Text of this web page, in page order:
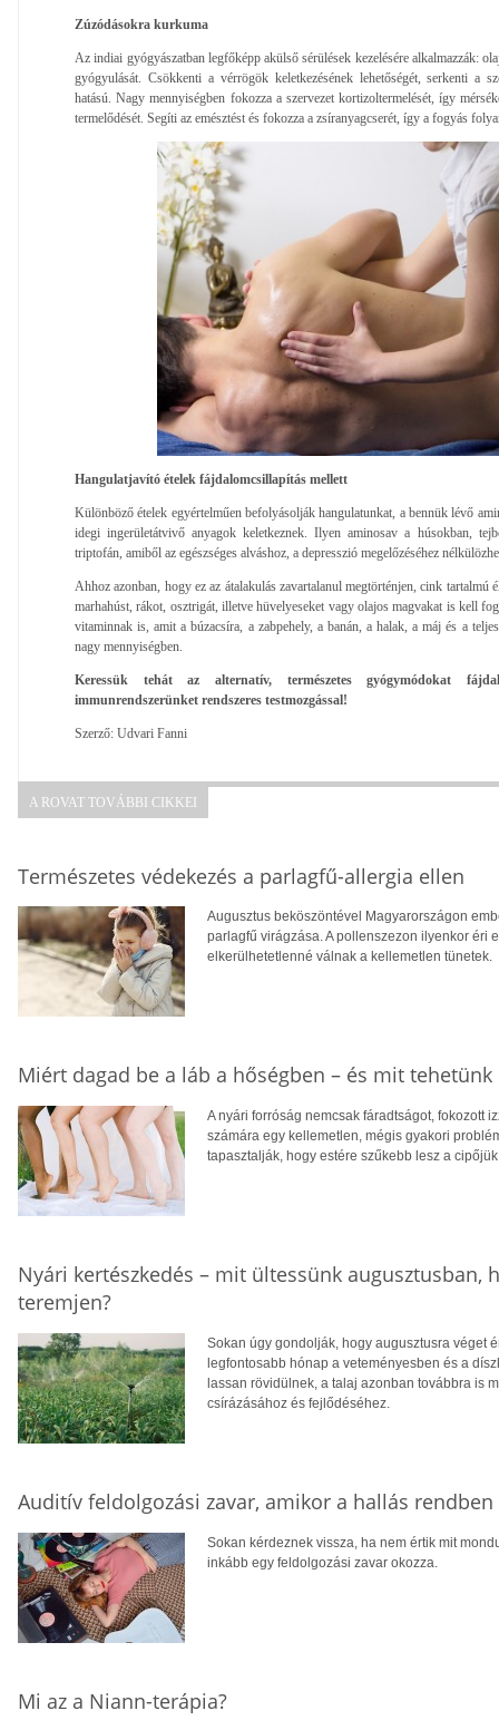
Zúzódásokra kurkuma
Az indiai gyógyászatban legfőképp akülső sérülések kezelésére alkalmazzák:
gyógyulását. Csökkenti a vérrögök keletkezésének lehetőségét, serkenti a
hatású. Nagy mennyiségben fokozza a szervezet kortizoltermelését, így
termelődését. Segíti az emésztést és fokozza a zsíranyagcserét, így a fogyás
Hangulatjavító ételek fájdalomcsillapítás mellett
Különböző ételek egyértelműen befolyásolják hangulatunkat, a bennük lévő
idegi ingerületátvivő anyagok keletkeznek. Ilyen aminosav a húsokban,
triptofán, amiből az egészséges alváshoz, a depresszió megelőzéséhez
Ahhoz azonban, hogy ez az átalakulás zavartalanul megtörténjen, cink tartalmú
marhahúst, rákot, osztrigát, illetve hüvelyeseket vagy olajos magvakat is kell
vitaminnak is, amit a búzacsíra, a zabpehely, a banán, a halak, a máj és a
nagy mennyiségben.
Keressük tehát az alternatív, természetes gyógymódokat
immunrendszerünket rendszeres testmozgással!
Szerző: Udvari Fanni
A ROVAT TOVÁBBI CIKKEI
Természetes védekezés a parlagfű-allergia ellen
Augusztus beköszöntével Magyarországon
parlagfű virágzása. A pollenszezon ilyenkor éri
elkerülhetetlenné válnak a kellemetlen tünetek.
Miért dagad be a láb a hőségben – és mit tehetünk
A nyári forróság nemcsak fáradtságot, fokozott
számára egy kellemetlen, mégis gyakori
tapasztalják, hogy estére szűkebb lesz a
Nyári kertészkedés – mit ültessünk augusztusban,
teremjen?
Sokan úgy gondolják, hogy augusztusra véget
legfontosabb hónap a veteményesben és a
lassan rövidülnek, a talaj azonban továbbra is
csírázásához és fejlődéséhez.
Auditív feldolgozási zavar, amikor a hallás
Sokan kérdeznek vissza, ha nem értik mit
inkább egy feldolgozási zavar okozza.
Mi az a Niann-terápia?